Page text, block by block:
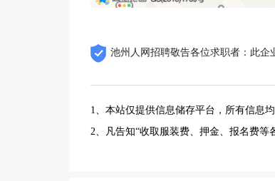
池州人网招聘敬告各位求职者：此
1、本站仅提供信息储存平台，所有信息
2、凡告知“收取服装费、押金、报名费等